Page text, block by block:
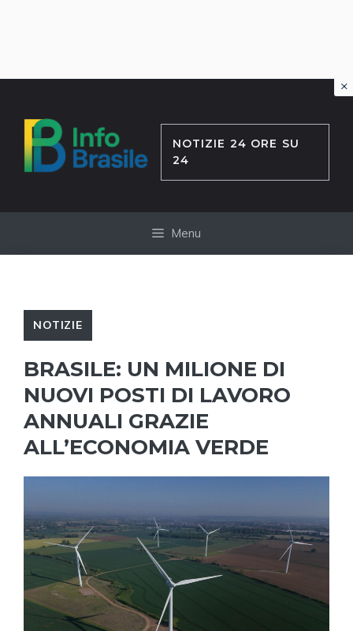
contenuto
NOTIZIE 24 ORE SU
24
Menu
NOTIZIE
BRASILE: UN MILIONE DI
NUOVI POSTI DI LAVORO
ANNUALI GRAZIE
ALL’ECONOMIA VERDE
×